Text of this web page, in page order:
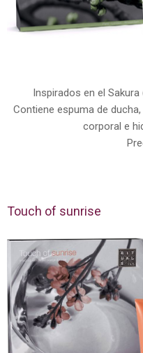
Inspirados en el Sakura
Contiene espuma de
corporal e
Touch of sunrise